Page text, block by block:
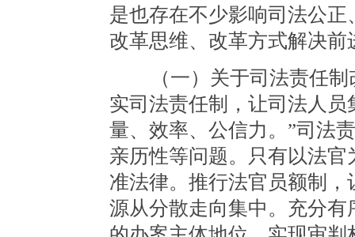
是也存在不少影响司法公
改革思维、改革方式解决前
（一）关于司法责任制
实司法责任制，让司法人
量、效率、公信力。”司法
亲历性等问题。只有以法
准法律。推行法官员额制
源从分散走向集中。充分